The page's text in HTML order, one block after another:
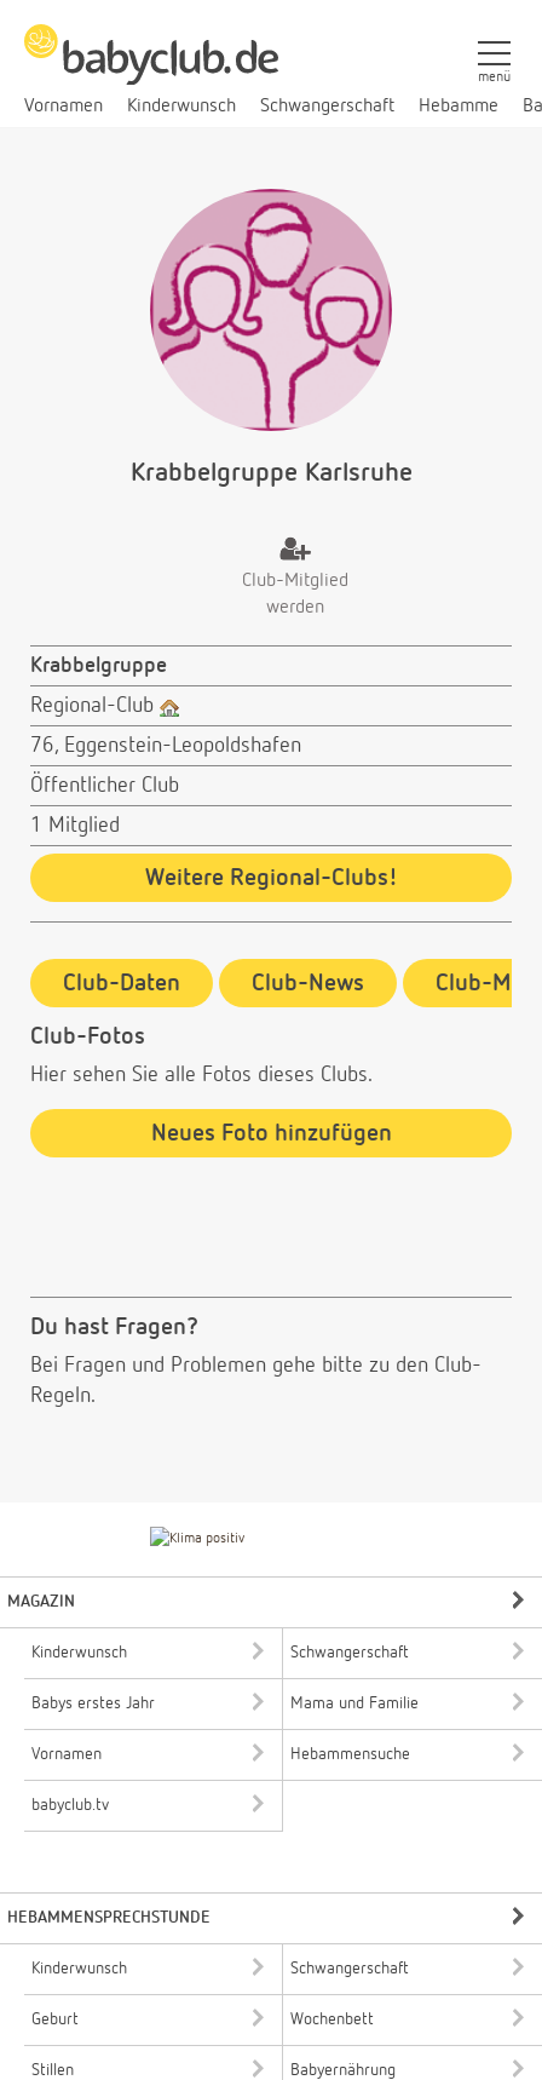
Vornamen Kinderwunsch Schwangerschaft Hebamme
menü
Krabbelgruppe Karlsruhe
Club-Mitglied
werden
Krabbelgruppe
Regional-Club
76, Eggenstein-Leopoldshafen
Öffentlicher Club
1 Mitglied
Weitere Regional-Clubs!
Club-Daten Club-News Club-
Club-Fotos
Hier sehen Sie alle Fotos dieses Clubs.
Neues Foto hinzufügen
Du hast Fragen?
Bei Fragen und Problemen gehe bitte zu den Club-
Regeln.
MAGAZIN
Kinderwunsch Schwangerschaft
Babys erstes Jahr Mama und Familie
Vornamen Hebammensuche
babyclub.tv
HEBAMMENSPRECHSTUNDE
Kinderwunsch Schwangerschaft
Geburt Wochenbett
Stillen Babyernährung